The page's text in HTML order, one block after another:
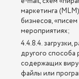
маркетинга
бизнесов, «писем
мероприятиях;
4.4.8.4. загрузки,
другого способа
содержащих
файлы или